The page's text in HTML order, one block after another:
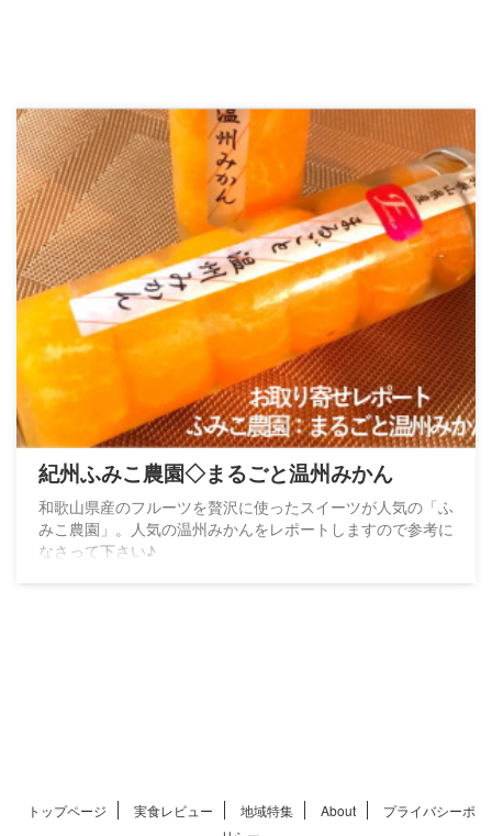
紀州ふみこ農園◇まるごと温州みかん
和歌山県産のフルーツを贅沢に使ったスイーツが人気の「ふ
みこ農園」。人気の温州みかんをレポートしますので参考に
なさって下さい♪
トップページ 実食レビュー 地域特集 About
プライバシーポ